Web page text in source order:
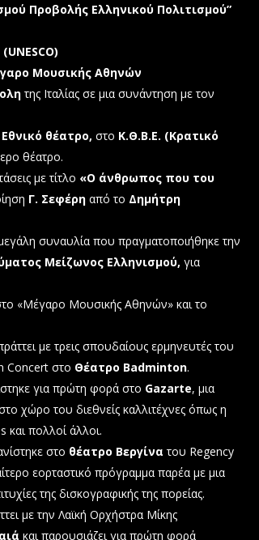
Προβολής Ελληνικού Πολιτισμού”
(UNESCO)
Μουσικής Αθηνών
της Ιταλίας σε μια συνάντηση με τον
Εθνικό θέατρο, στο Κ.Θ.Β.Ε. (Κρατικό
θέατρο.
με τίτλο «Ο άνθρωπος που του
Γ. Σεφέρη από το Δημήτρη
συναυλία που πραγματοποιήθηκε την
Μείζωνος Ελληνισμού, για
«Μέγαρο Μουσικής Αθηνών» και το
με τρεις σπουδαίους ερμηνευτές του
Concert στο Θέατρο Badminton.
για πρώτη φορά στο Gazarte, μια
χώρο του διεθνείς καλλιτέχνες όπως η
και πολλοί άλλοι.
στο θέατρο Βεργίνα του Regency
εορταστικό πρόγραμμα παρέα με μια
της δισκογραφικής της πορείας.
με την Λαϊκή Ορχήστρα Μίκης
και παρουσιάζει για πρώτη φορά